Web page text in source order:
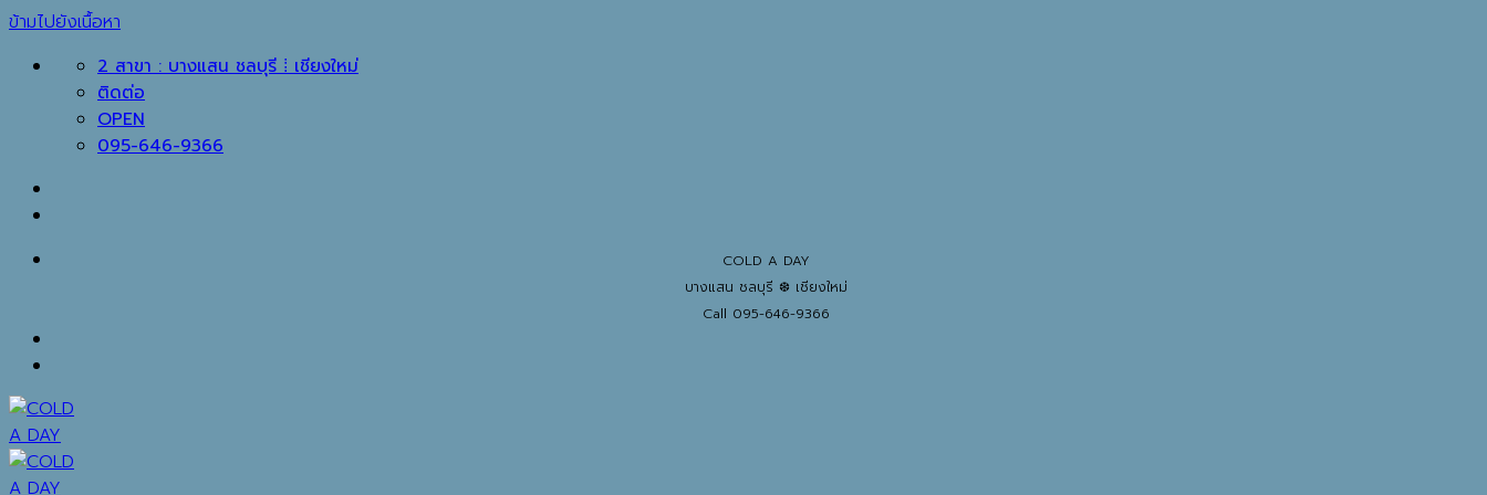
ข้ามไปยังเนื้อหา
2 สาขา : บางแสน ชลบุรี ⁞ เชียงใหม่
ติดต่อ
OPEN
095-646-9366
COLD A DAY
บางแสน ชลบุรี ❆ เชียงใหม่
Call 095-646-9366